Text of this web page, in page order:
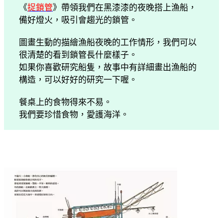
《捉鎖管》帶領我們在黑漆漆的夜晚搭上漁船，
備好燈火，吸引會趨光的鎖管。
圖畫生動的描繪漁船夜晚的工作情形，我們可以
很清楚的看到鎖管長什麼樣子。
如果你喜歡研究船隻，故事中有詳細畫出漁船的
構造，可以好好的研究一下喔。
餐桌上的食物得來不易。
我們要珍惜食物，愛護海洋。